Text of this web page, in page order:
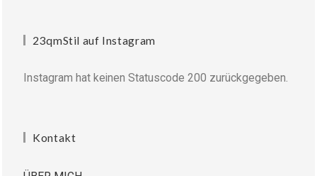
23qmStil auf Instagram
Instagram hat keinen Statuscode 200 zurückgegeben.
Kontakt